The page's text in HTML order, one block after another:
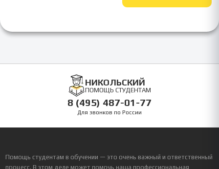
НИКОЛЬСКИЙ
ПОМОЩЬ СТУДЕНТАМ
8 (495) 487-01-77
Для звонков по России
Помощь студентам в обучении — это очень важный и ответственный
процесс. В этом деле может помочь наша профессиональная